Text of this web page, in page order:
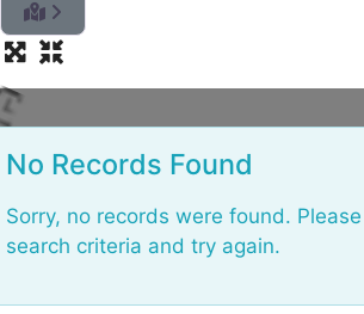
No Records Found
Sorry, no records were found.
search criteria and try again.